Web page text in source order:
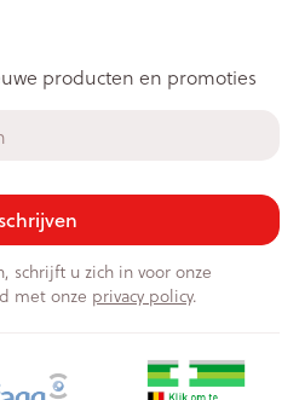
producten en promoties
schrijft u zich in voor onze
met onze privacy policy.